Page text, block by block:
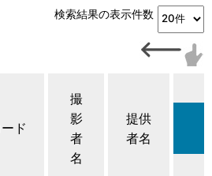
検索結果の表示件数
ド
撮
影
者
名
提供
者名